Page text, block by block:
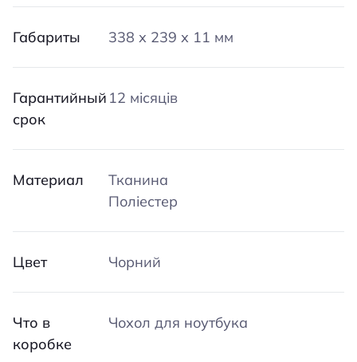
Габариты 338 х 239 х 11 мм
Гарантийный
срок
12 місяців
Материал
Тканина
Поліестер
Цвет Чорний
Что в
коробке
Чохол для ноутбука